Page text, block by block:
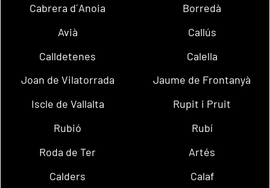
Cabrera d´Anoia
Borredà
Avià
Callús
Calldetenes
Calella
Joan de Vilatorrada
Jaume de Frontanyà
Iscle de Vallalta
Rupit i Pruit
Rubió
Rubí
Roda de Ter
Artés
Calders
Calaf